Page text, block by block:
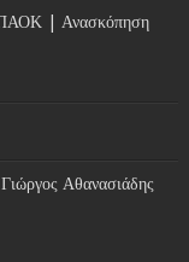
| Ανασκόπηση
Αθανασιάδης